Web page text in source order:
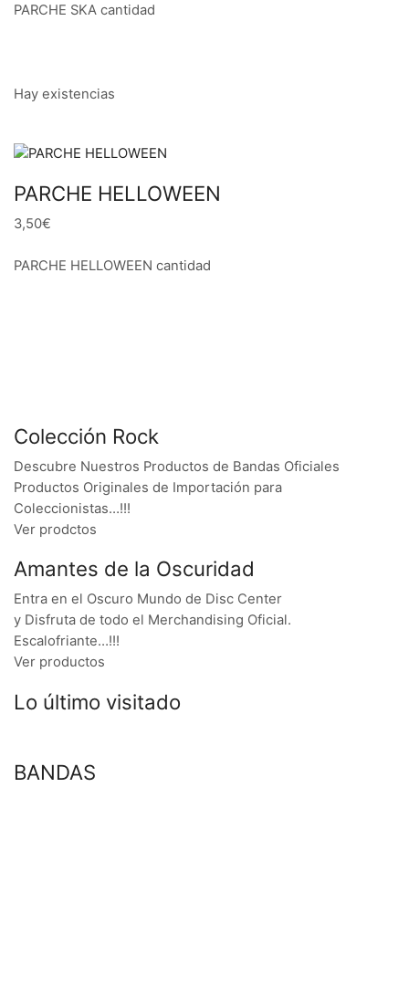
PARCHE SKA cantidad
Hay existencias
PARCHE HELLOWEEN
3,50€
PARCHE HELLOWEEN cantidad
Colección Rock
Descubre Nuestros Productos de Bandas Oficiales
Productos Originales de Importación para
Coleccionistas…!!!
Ver prodctos
Amantes de la Oscuridad
Entra en el Oscuro Mundo de Disc Center
y Disfruta de todo el Merchandising Oficial.
Escalofriante…!!!
Ver productos
Lo último visitado
BANDAS